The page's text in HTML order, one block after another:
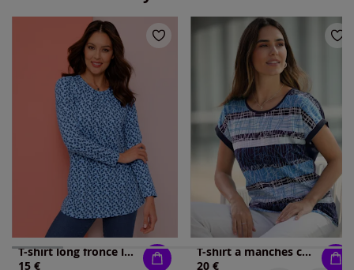
T-shirt long fronce légère à l'encolure
15 €
T-shirt à manches courtes imprimé unique
20 €